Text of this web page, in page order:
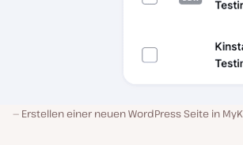
Erstellen einer neuen WordPress Seite in